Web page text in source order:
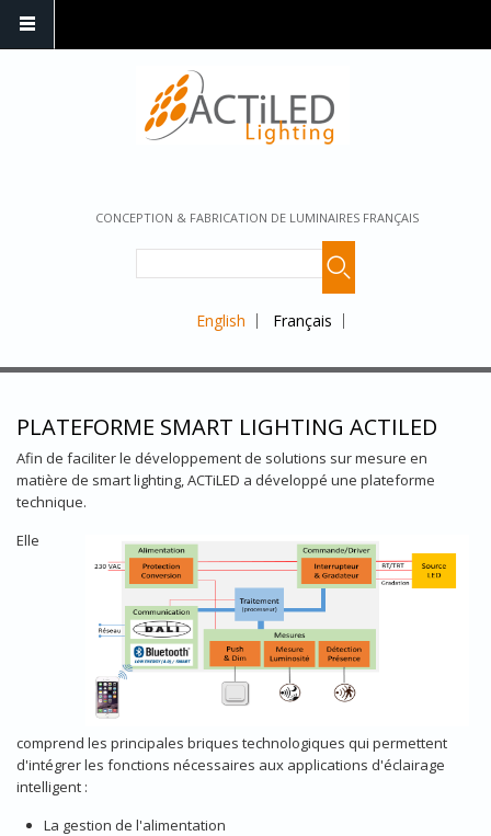
CONCEPTION & FABRICATION DE LUMINAIRES FRANÇAIS
English Français
PLATEFORME SMART LIGHTING ACTILED
Afin de faciliter le développement de solutions sur mesure en
matière de smart lighting, ACTiLED a développé une plateforme
technique.
Elle
comprend les principales briques technologiques qui permettent
d'intégrer les fonctions nécessaires aux applications d'éclairage
intelligent :
La gestion de l'alimentation